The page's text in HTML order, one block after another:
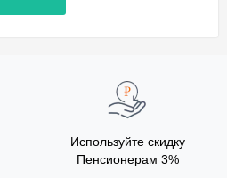
Используйте скидку
Пенсионерам 3%